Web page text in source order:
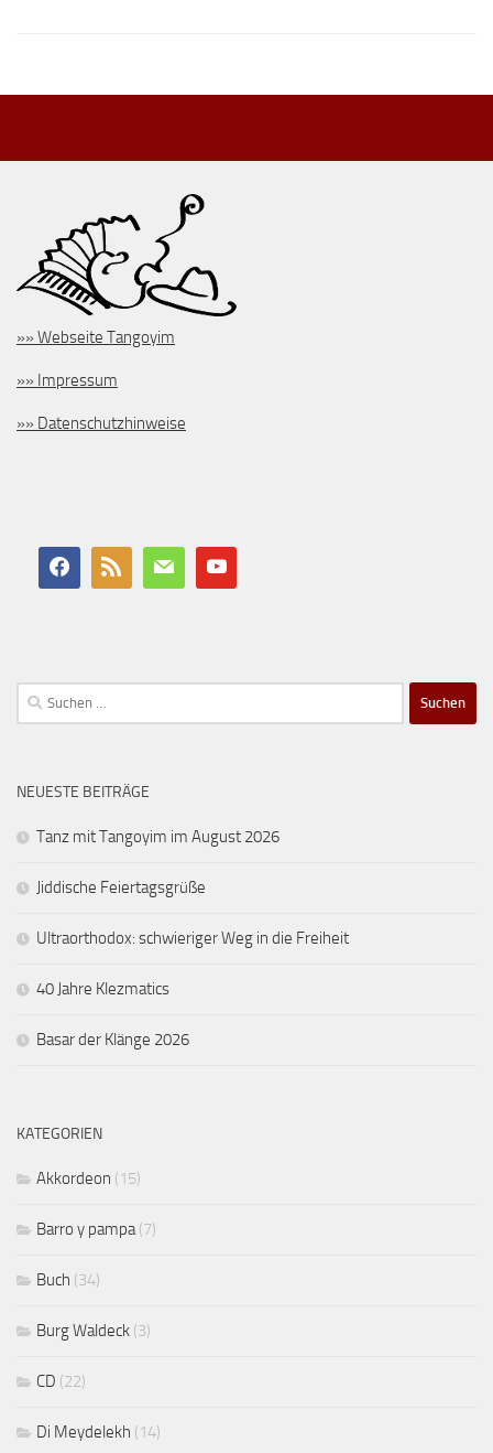
»» Webseite Tangoyim
»» Impressum
»» Datenschutzhinweise
Suchen
nach:
NEUESTE BEITRÄGE
Tanz mit Tangoyim im August 2026
Jiddische Feiertagsgrüße
Ultraorthodox: schwieriger Weg in die Freiheit
40 Jahre Klezmatics
Basar der Klänge 2026
KATEGORIEN
Akkordeon (15)
Barro y pampa(7)
Buch (34)
Burg Waldeck (3)
CD (22)
Di Meydelekh (14)